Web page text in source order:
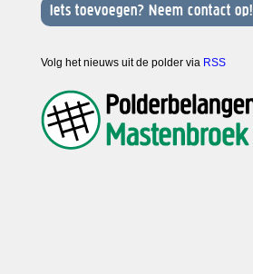
Iets toevoegen? Neem contact op!
Volg het nieuws uit de polder via RSS